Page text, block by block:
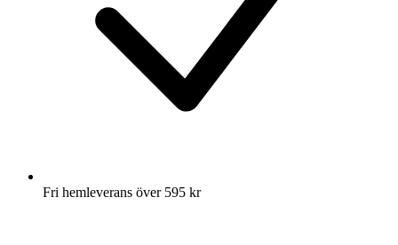
Fri hemleverans över 595 kr